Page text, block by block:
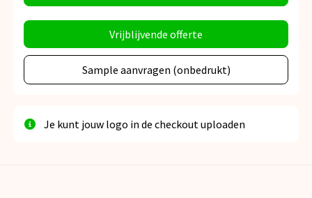
Vrijblijvende offerte
Sample aanvragen (onbedrukt)
Je kunt jouw logo in de checkout uploaden